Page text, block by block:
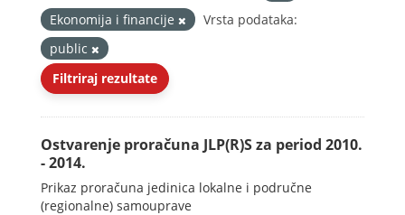
Ekonomija i financije
Vrsta podataka:
public
Filtriraj rezultate
Ostvarenje proračuna JLP(R)S za period 2010.
- 2014.
Prikaz proračuna jedinica lokalne i područne
(regionalne) samouprave